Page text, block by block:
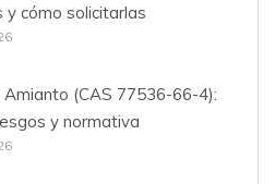
y cómo solicitarlas
(CAS 77536-66-4):
y normativa